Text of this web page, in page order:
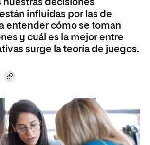
nuestras decisiones
influidas por las de
entender cómo se toman
y cuál es la mejor entre
surge la teoría de juegos.